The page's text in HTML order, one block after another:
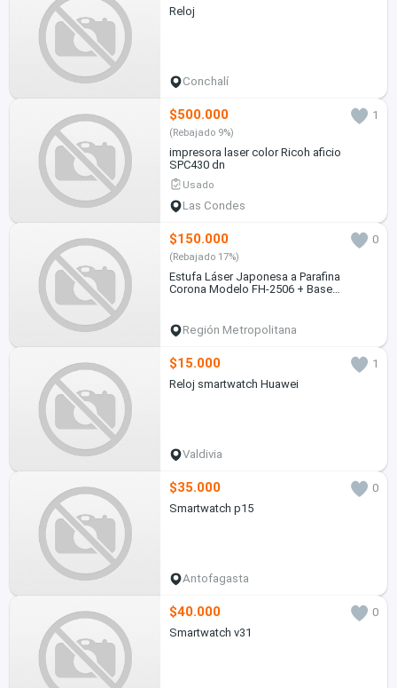
Reloj
Conchalí
$500.000 1
(Rebajado 9%)
impresora laser color Ricoh aficio
SPC430 dn
Usado
Las Condes
$150.000 0
(Rebajado 17%)
Estufa Láser Japonesa a Parafina
Corona Modelo FH-2506 + Base
Región Metropolitana
$15.000
1
Reloj smartwatch Huawei
Valdivia
$35.000
0
Smartwatch p15
Antofagasta
$40.000
0
Smartwatch v31